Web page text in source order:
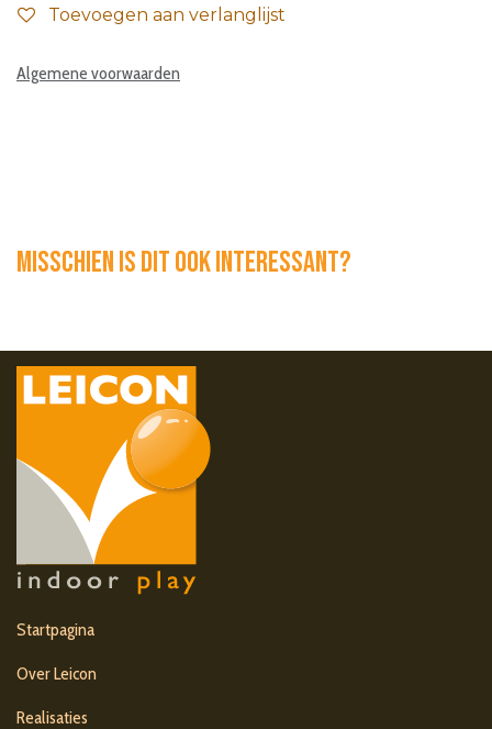
Toevoegen aan verlanglijst
Algemene voorwaarden
Misschien is dit ook interessant?
Startpagina
Over Leicon
Realisaties